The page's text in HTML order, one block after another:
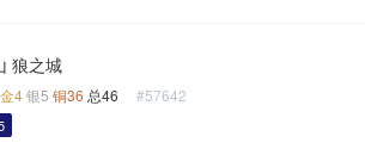
狼之城
金4银5 铜36 总46 #57642